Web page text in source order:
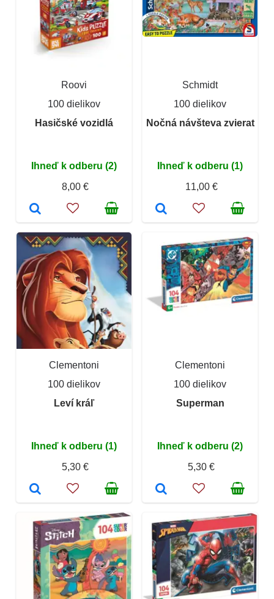
Roovi
100 dielikov
Hasičské vozidlá
Ihneď k odberu (2)
8,00 €
Schmidt
100 dielikov
Nočná návšteva zvierat
Ihneď k odberu (1)
11,00 €
Clementoni
100 dielikov
Leví kráľ
Ihneď k odberu (1)
5,30 €
Clementoni
100 dielikov
Superman
Ihneď k odberu (2)
5,30 €